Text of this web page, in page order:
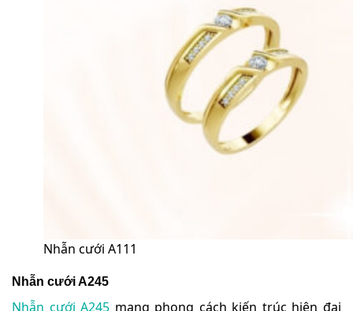
Nhẫn cưới A111
Nhẫn cưới A245
Nhẫn cưới A245 mang phong cách kiến trúc hiện đại